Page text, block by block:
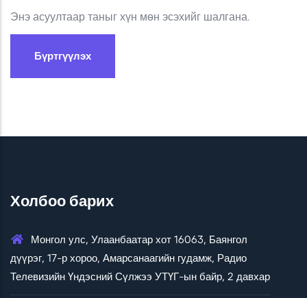
Энэ асуултаар таныг хүн мөн эсэхийг шалгана.
Холбоо барих
Монгол улс, Улаанбаатар хот 16063, Баянгол
дүүрэг, 17-р хороо, Амарсанаагийн гудамж, Радио
Телевизийн Үндэсний Сүлжээ УТҮГ-ын байр, 2 давхар